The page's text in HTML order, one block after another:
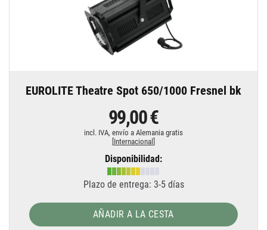
EUROLITE Theatre Spot 650/1000 Fresnel bk
99,00 €
incl. IVA, envío a Alemania gratis
Internacional
Disponibilidad:
Plazo de entrega: 3-5 días
AÑADIR A LA CESTA